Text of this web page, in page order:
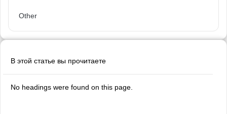
Other
В этой статье вы прочитаете
No headings were found on this page.